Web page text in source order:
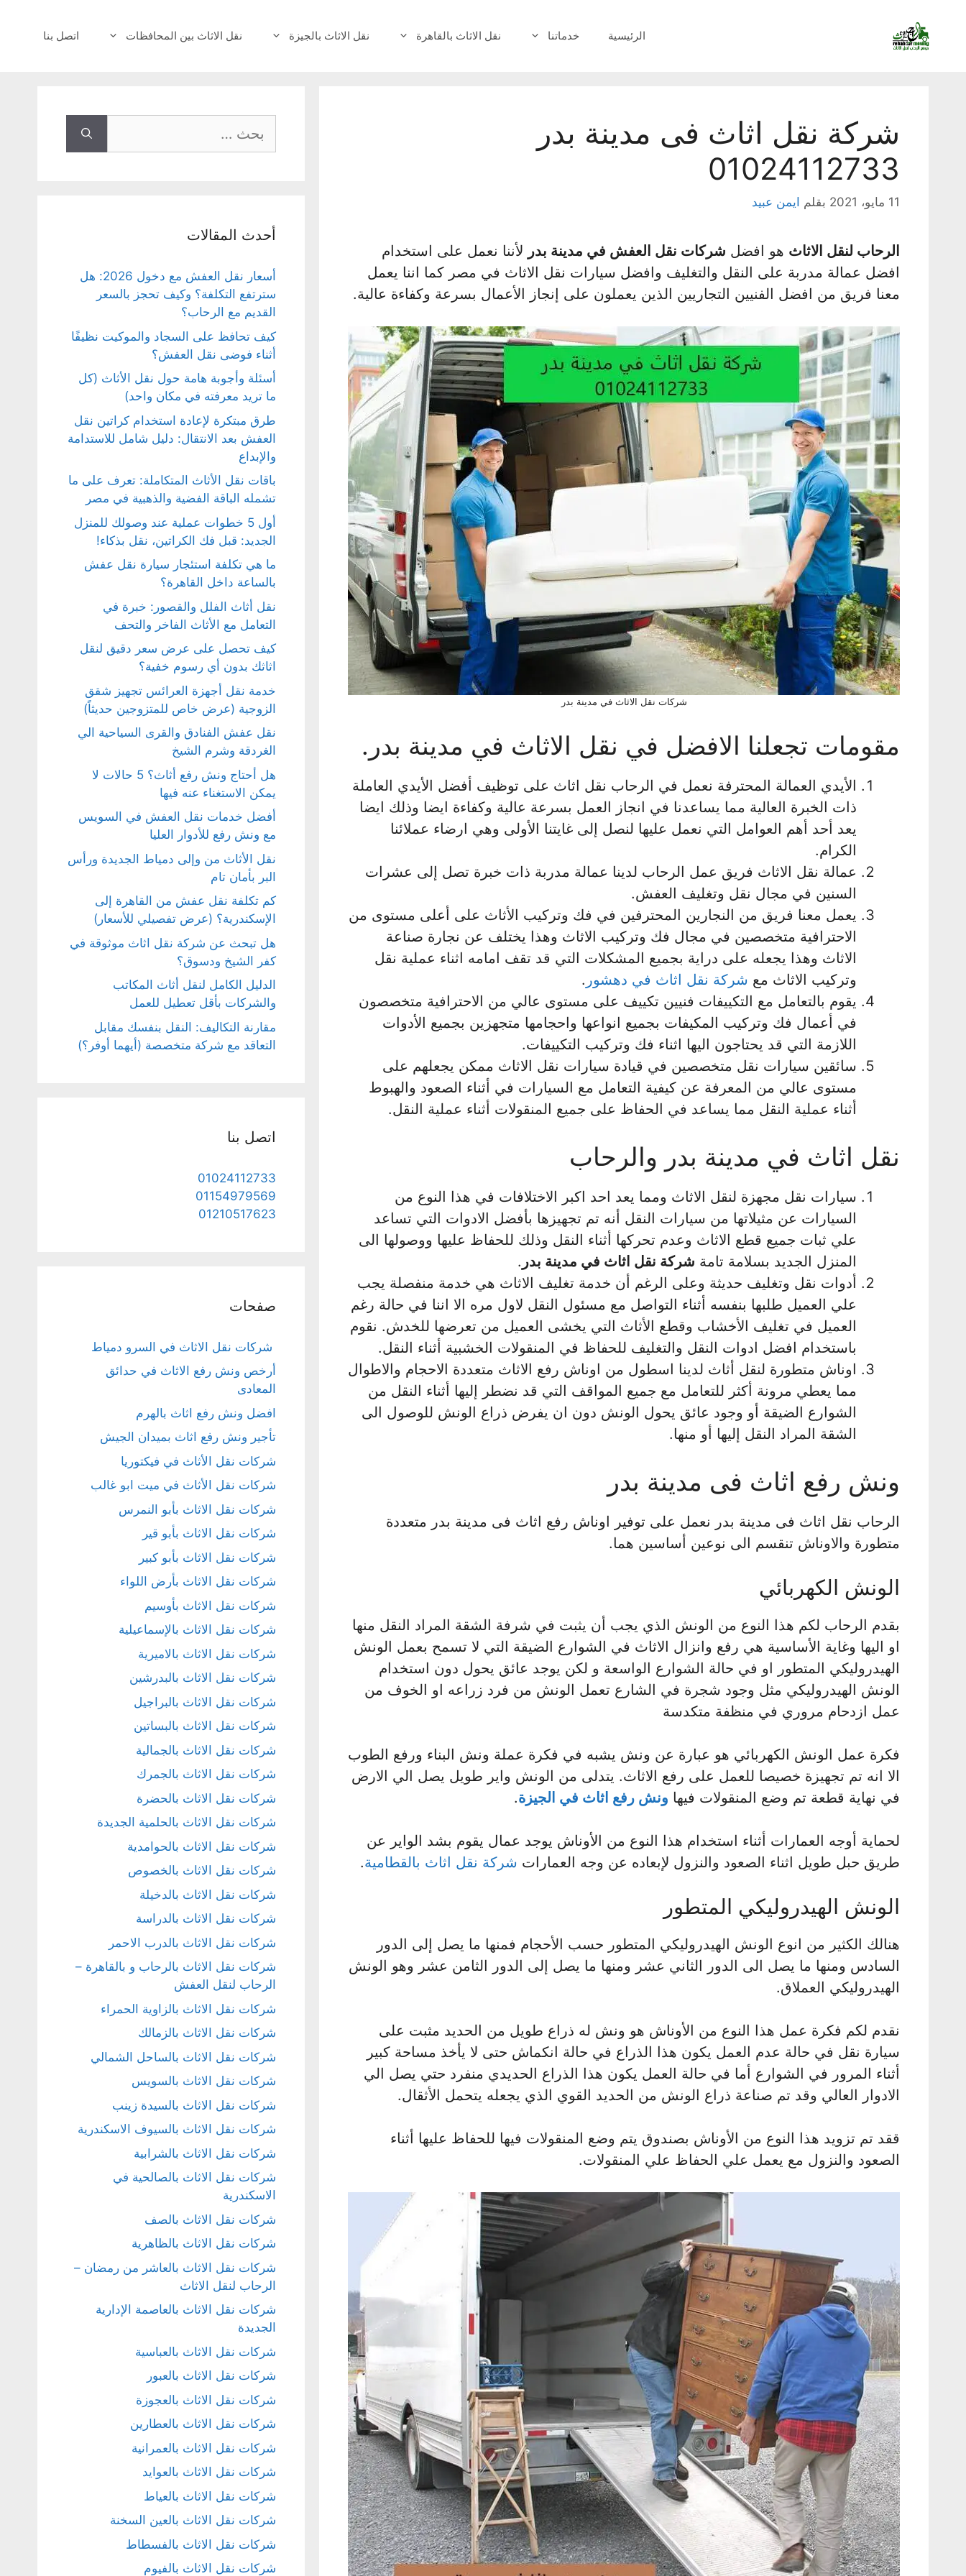
المحتوى
الرئيسية خدماتنا نقل الاثاث بالقاهرة نقل الاثاث بالجيزة نقل الاثاث بين المحافظات اتصل بنا
شركة نقل اثاث فى مدينة بدر
01024112733
11 مايو، 2021 بقلم ايمن عبيد
الرحاب لنقل الاثاث هو افضل شركات نقل العفش في مدينة بدر لأننا نعمل على استخدام
افضل عمالة مدربة على النقل والتغليف وافضل سيارات نقل الاثاث في مصر كما اننا يعمل
معنا فريق من افضل الفنيين التجاريين الذين يعملون على إنجاز الأعمال بسرعة وكفاءة عالية.
شركات نقل الاثاث في مدينة بدر
مقومات تجعلنا الافضل في نقل الاثاث في مدينة بدر.
الأيدي العمالة المحترفة نعمل في الرحاب نقل اثاث على توظيف أفضل الأيدي العاملة
ذات الخبرة العالية مما يساعدنا في انجاز العمل بسرعة عالية وكفاءة ايضا وذلك ايضا
يعد أحد أهم العوامل التي نعمل عليها لنصل إلى غايتنا الأولى وهي ارضاء عملائنا
الكرام.
عمالة نقل الاثاث فريق عمل الرحاب لدينا عمالة مدربة ذات خبرة تصل إلى عشرات
السنين في مجال نقل وتغليف العفش.
يعمل معنا فريق من النجارين المحترفين في فك وتركيب الأثاث على أعلى مستوى من
الاحترافية متخصصين في مجال فك وتركيب الاثاث وهذا يختلف عن نجارة صناعة
الاثاث وهذا يجعله على دراية بجميع المشكلات التي قد تقف امامه اثناء عملية نقل
وتركيب الاثاث مع شركة نقل اثاث في دهشور .
يقوم بالتعامل مع التكييفات فنيين تكييف على مستوى عالي من الاحترافية متخصصون
في أعمال فك وتركيب المكيفات بجميع انواعها واحجامها متجهزين بجميع الأدوات
اللازمة التي قد يحتاجون اليها اثناء فك وتركيب التكييفات.
سائقين سيارات نقل متخصصين في قيادة سيارات نقل الاثاث ممكن يجعلهم على
مستوى عالي من المعرفة عن كيفية التعامل مع السيارات في أثناء الصعود والهبوط
أثناء عملية النقل مما يساعد في الحفاظ على جميع المنقولات أثناء عملية النقل.
نقل اثاث في مدينة بدر والرحاب
سيارات نقل مجهزة لنقل الاثاث ومما يعد احد اكبر الاختلافات في هذا النوع من
السيارات عن مثيلاتها من سيارات النقل أنه تم تجهيزها بأفضل الادوات التي تساعد
علي ثبات جميع قطع الاثاث وعدم تحركها أثناء النقل وذلك للحفاظ عليها ووصولها الى
المنزل الجديد بسلامة تامة شركة نقل اثاث في مدينة بدر .
أدوات نقل وتغليف حديثة وعلى الرغم أن خدمة تغليف الاثاث هي خدمة منفصلة يجب
علي العميل طلبها بنفسه أثناء التواصل مع مسئول النقل لاول مره الا اننا في حالة رغم
العميل في تغليف الأخشاب وقطع الأثاث التي يخشى العميل من تعرضها للخدش. نقوم
باستخدام افضل ادوات النقل والتغليف للحفاظ في المنقولات الخشبية أثناء النقل.
اوناش متطورة لنقل أثاث لدينا اسطول من اوناش رفع الاثاث متعددة الاحجام والاطوال
مما يعطي مرونة أكثر للتعامل مع جميع المواقف التي قد نضطر إليها أثناء النقل من
الشوارع الضيقة أو وجود عائق يحول الونش دون ان يفرض ذراع الونش للوصول الى
الشقة المراد النقل إليها أو منها.
ونش رفع اثاث فى مدينة بدر
الرحاب نقل اثاث فى مدينة بدر نعمل على توفير اوناش رفع اثاث فى مدينة بدر متعددة
متطورة والاوناش تنقسم الى نوعين أساسين هما.
الونش الكهربائي
بقدم الرحاب لكم هذا النوع من الونش الذي يجب أن يثبت في شرفة الشقة المراد النقل منها
او اليها وغاية الأساسية هي رفع وانزال الاثاث في الشوارع الضيقة التي لا تسمح بعمل الونش
الهيدروليكي المتطور او في حالة الشوارع الواسعة و لكن يوجد عائق يحول دون استخدام
الونش الهيدروليكي مثل وجود شجرة في الشارع تعمل الونش من فرد زراعه او الخوف من
عمل ازدحام مروري في منظفة متكدسة
فكرة عمل الونش الكهربائي هو عبارة عن ونش يشبه في فكرة عملة ونش البناء ورفع الطوب
الا انه تم تجهيزة خصيصا للعمل على رفع الاثاث. يتدلى من الونش واير طويل يصل الي الارض
في نهاية قطعة تم وضع المنقولات فيها ونش رفع اثاث في الجيزة.
لحماية أوجه العمارات أثناء استخدام هذا النوع من الأوناش يوجد عمال يقوم بشد الواير عن
طريق حبل طويل اثناء الصعود والنزول لإبعاده عن وجه العمارات شركة نقل اثاث بالقطامية.
الونش الهيدروليكي المتطور
هنالك الكثير من انوع الونش الهيدروليكي المتطور حسب الأحجام فمنها ما يصل إلى الدور
السادس ومنها ما يصل الى الدور الثاني عشر ومنها ما يصل إلى الدور الثامن عشر وهو الونش
الهيدروليكي العملاق.
نقدم لكم فكرة عمل هذا النوع من الأوناش هو ونش له ذراع طويل من الحديد مثبت على
سيارة نقل في حالة عدم العمل يكون هذا الذراع في حالة انكماش حتى لا يأخذ مساحة كبير
أثناء المرور في الشوارع أما في حالة العمل يكون هذا الذراع الحديدي منفرد حتي يصل الي
الادوار العالي وقد تم صناعة ذراع الونش من الحديد القوي الذي يجعله يتحمل الأثقال.
ققد تم تزويد هذا النوع من الأوناش بصندوق يتم وضع المنقولات فيها للحفاظ عليها أثناء
الصعود والنزول مع يعمل علي الحفاظ علي المنقولات.
عن:
أحدث المقالات
أسعار نقل العفش مع دخول 2026: هل
سترتفع التكلفة؟ وكيف تحجز بالسعر
القديم مع الرحاب؟
كيف تحافظ على السجاد والموكيت نظيفًا
أثناء فوضى نقل العفش؟
أسئلة وأجوبة هامة حول نقل الأثاث (كل
ما تريد معرفته في مكان واحد)
طرق مبتكرة لإعادة استخدام كراتين نقل
العفش بعد الانتقال: دليل شامل للاستدامة
والإبداع
باقات نقل الأثاث المتكاملة: تعرف على ما
تشمله الباقة الفضية والذهبية في مصر
أول 5 خطوات عملية عند وصولك للمنزل
الجديد: قبل فك الكراتين، نقل بذكاء!
ما هي تكلفة استئجار سيارة نقل عفش
بالساعة داخل القاهرة؟
نقل أثاث الفلل والقصور: خبرة في
التعامل مع الأثاث الفاخر والتحف
كيف تحصل على عرض سعر دقيق لنقل
اثاثك بدون أي رسوم خفية؟
خدمة نقل أجهزة العرائس تجهيز شقق
الزوجية (عرض خاص للمتزوجين حديثاً)
نقل عفش الفنادق والقرى السياحية الي
الغردقة وشرم الشيخ
هل أحتاج ونش رفع أثاث؟ 5 حالات لا
يمكن الاستغناء عنه فيها
أفضل خدمات نقل العفش في السويس
مع ونش رفع للأدوار العليا
نقل الأثاث من وإلى دمياط الجديدة ورأس
البر بأمان تام
كم تكلفة نقل عفش من القاهرة إلى
الإسكندرية؟ (عرض تفصيلي للأسعار)
هل تبحث عن شركة نقل اثاث موثوقة في
كفر الشيخ ودسوق؟
الدليل الكامل لنقل أثاث المكاتب
والشركات بأقل تعطيل للعمل
مقارنة التكاليف: النقل بنفسك مقابل
التعاقد مع شركة متخصصة (أيهما أوفر؟)
اتصل بنا
01024112733
01154979569
01210517623
صفحات
شركات نقل الاثاث في السرو دمياط
أرخص ونش رفع الاثاث في حدائق
المعادى
افضل ونش رفع اثاث بالهرم
تأجير ونش رفع اثاث بميدان الجيش
شركات نقل الأثاث في فيكتوريا
شركات نقل الأثاث في ميت ابو غالب
شركات نقل الاثاث بأبو النمرس
شركات نقل الاثاث بأبو قير
شركات نقل الاثاث بأبو كبير
شركات نقل الاثاث بأرض اللواء
شركات نقل الاثاث بأوسيم
شركات نقل الاثاث بالإسماعيلية
شركات نقل الاثاث بالاميرية
شركات نقل الاثاث بالبدرشين
شركات نقل الاثاث بالبراجيل
شركات نقل الاثاث بالبساتين
شركات نقل الاثاث بالجمالية
شركات نقل الاثاث بالجمرك
شركات نقل الاثاث بالحضرة
شركات نقل الاثاث بالحلمية الجديدة
شركات نقل الاثاث بالحوامدية
شركات نقل الاثاث بالخصوص
شركات نقل الاثاث بالدخيلة
شركات نقل الاثاث بالدراسة
شركات نقل الاثاث بالدرب الاحمر
شركات نقل الاثاث بالرحاب و بالقاهرة –
الرحاب لنقل العفش
شركات نقل الاثاث بالزاوية الحمراء
شركات نقل الاثاث بالزمالك
شركات نقل الاثاث بالساحل الشمالي
شركات نقل الاثاث بالسويس
شركات نقل الاثاث بالسيدة زينب
شركات نقل الاثاث بالسيوف الاسكندرية
شركات نقل الاثاث بالشرابية
شركات نقل الاثاث بالصالحية في
الاسكندرية
شركات نقل الاثاث بالصف
شركات نقل الاثاث بالظاهرية
شركات نقل الاثاث بالعاشر من رمضان –
الرحاب لنقل الاثاث
شركات نقل الاثاث بالعاصمة الإدارية
الجديدة
شركات نقل الاثاث بالعباسية
شركات نقل الاثاث بالعبور
شركات نقل الاثاث بالعجوزة
شركات نقل الاثاث بالعطارين
شركات نقل الاثاث بالعمرانية
شركات نقل الاثاث بالعوايد
شركات نقل الاثاث بالعياط
شركات نقل الاثاث بالعين السخنة
شركات نقل الاثاث بالفسطاط
شركات نقل الاثاث بالفيوم